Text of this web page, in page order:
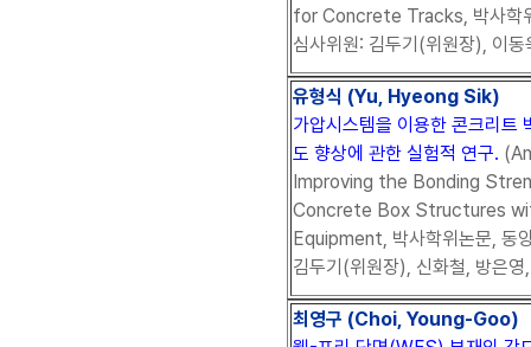
for Concrete Tracks, 박사학
심사위원: 김두기(위원장), 이
유형식 (Yu, Hyeong Sik)
가압시스템을 이용한 콘크리트
도 향상에 관한 실험적 연구.
Improving the Bonding
Concrete Box Structures
Equipment, 박사학위논문, 동
김두기(위원장), 신화철, 방은
최영구 (Choi, Young-Goo)